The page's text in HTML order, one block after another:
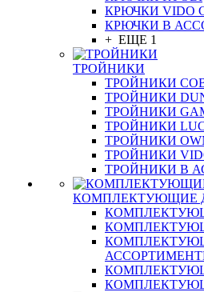
КРЮЧКИ VIDO
КРЮЧКИ В
+ ЕЩЕ 1
ТРОЙНИКИ
ТРОЙНИКИ
ТРОЙНИКИ
ТРОЙНИКИ
ТРОЙНИКИ
ТРОЙНИКИ
ТРОЙНИКИ
ТРОЙНИКИ В
КОМПЛЕКТУЮЩИЕ